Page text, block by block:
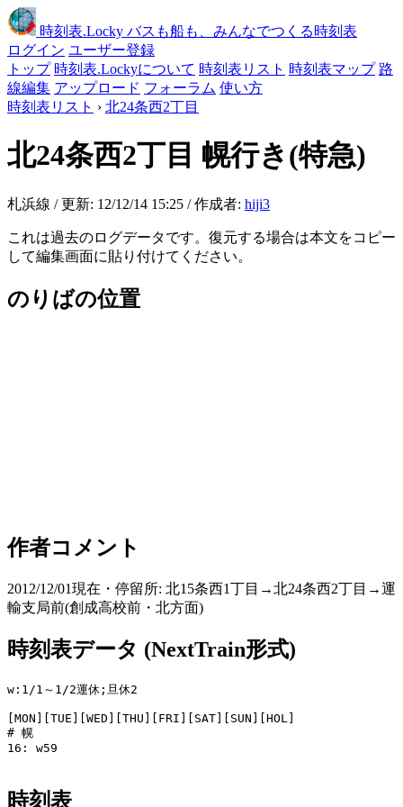
時刻表.Locky バスも船も、みんなでつくる時刻表
ログイン ユーザー登録
トップ 時刻表.Lockyについて 時刻表リスト 時刻表マップ 路
線編集 アップロード フォーラム 使い方
時刻表リスト › 北24条西2丁目
北24条西2丁目 幌行き(特急)
札浜線 / 更新: 12/12/14 15:25 / 作成者: hiji3
これは過去のログデータです。復元する場合は本文をコピー
して編集画面に貼り付けてください。
のりばの位置
作者コメント
2012/12/01現在・停留所: 北15条西1丁目→北24条西2丁目→運
輸支局前(創成高校前・北方面)
時刻表データ (NextTrain形式)
w:1/1～1/2運休;旦休2
[MON][TUE][WED][THU][FRI][SAT][SUN][HOL]
# 幌
16: w59
時刻表